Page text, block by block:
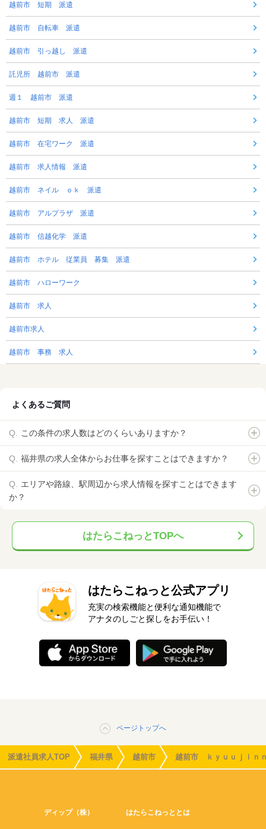
越前市 短期 派遣
越前市 自転車 派遣
越前市 引っ越し 派遣
託児所 越前市 派遣
週１ 越前市 派遣
越前市 短期 求人 派遣
越前市 在宅ワーク 派遣
越前市 求人情報 派遣
越前市 ネイル ｏｋ 派遣
越前市 アルプラザ 派遣
越前市 信越化学 派遣
越前市 ホテル 従業員 募集 派遣
越前市 ハローワーク
越前市 求人
越前市求人
越前市 事務 求人
よくあるご質問
この条件の求人数はどのくらいありますか？
福井県の求人全体からお仕事を探すことはできますか？
エリアや路線、駅周辺から求人情報を探すことはできます
か？
はたらこねっとTOPへ
はたらこねっと公式アプリ
充実の検索機能と便利な通知機能で
アナタのしごと探しをお手伝い！
ページトップへ
派遣社員求人TOP 福井県 越前市 越前市 ｋｙｕｕｊｉｎ
ディップ（株） はたらこねっととは